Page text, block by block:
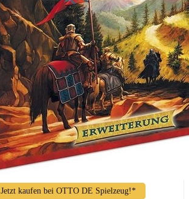
Jetzt kaufen bei OTTO DE Spielzeug!*